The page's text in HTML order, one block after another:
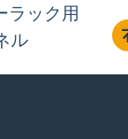
ラック用
ル